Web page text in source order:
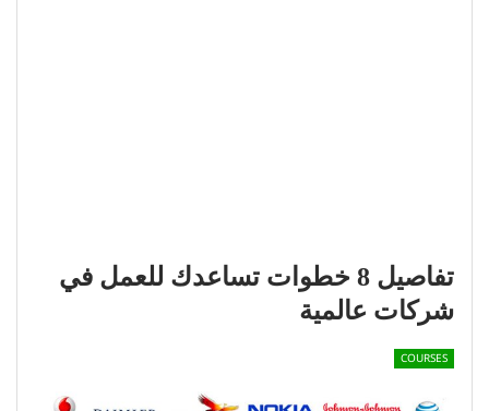
تفاصيل 8 خطوات تساعدك للعمل في
شركات عالمية
COURSES